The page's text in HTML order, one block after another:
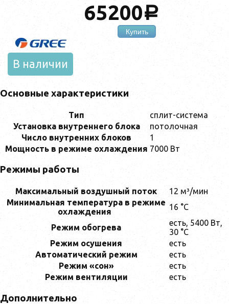
65200a
Купить
В наличии
Основные характеристики
Тип
сплит-система
Установка внутреннего блока
потолочная
Число внутренних блоков
1
Мощность в режиме охлаждения 7000 Вт
Режимы работы
Максимальный воздушный поток
12 м³/мин
Минимальная температура в режиме
охлаждения
16 °C
Режим обогрева
есть, 5400 Вт,
30 °C
Режим осушения
есть
Автоматический режим
есть
Режим «сон»
есть
Режим вентиляции
есть
Дополнительно